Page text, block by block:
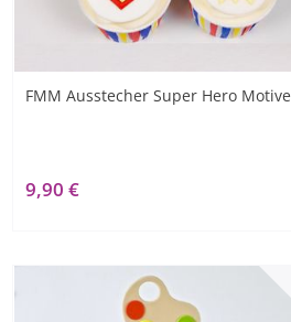
FMM Ausstecher Super Hero Motive
9,90 €